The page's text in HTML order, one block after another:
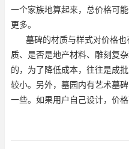
一个家族地算起来，总价格可
更多。
墓碑的材质与样式对价格
质、是否是地产材料、雕刻复
的，为了降低成本，往往是成
较小。另外，墓园内有艺术墓
一些。如果用户自己设计，价格